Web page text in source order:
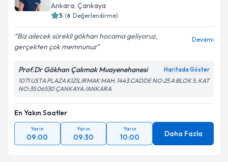
Ankara, Çankaya
5 (6 Değerlendirme)
Biz ailecek sürekli gökhan hocama geliyoruz,
gerçekten çok memnunuz
Devamı
Prof.Dr Gökhan Çakmak Muayenehanesi Haritada Göster
1071 USTA PLAZA KIZILIRMAK MAH. 1443.CADDE NO:25 A BLOK 5. KAT
NO:35 06530 ÇANKAYA /ANKARA
En Yakın Saatler
Yarın
09:00
Yarın
09:30
Yarın
10:00 Daha Fazla